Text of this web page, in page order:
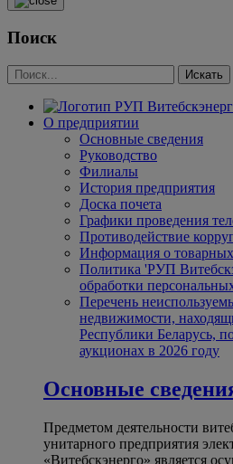
Поиск
О предприятии
Основные сведения
Руководство
Филиалы
История предприятия
Доска почета
Графики проведения
Противодействие
Информация о
Политика 'РУП
обработки
Перечень
недвижимости,
Республики Беларусь,
аукционах в 2026 году
Основные
Предметом деятельности
унитарного предприятия
«Витебскэнерго» является